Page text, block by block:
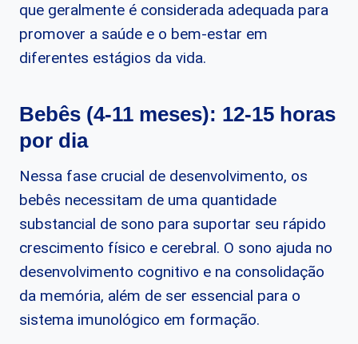
que geralmente é considerada adequada para
promover a saúde e o bem-estar em
diferentes estágios da vida.
Bebês (4-11 meses): 12-15 horas
por dia
Nessa fase crucial de desenvolvimento, os
bebês necessitam de uma quantidade
substancial de sono para suportar seu rápido
crescimento físico e cerebral. O sono ajuda no
desenvolvimento cognitivo e na consolidação
da memória, além de ser essencial para o
sistema imunológico em formação.